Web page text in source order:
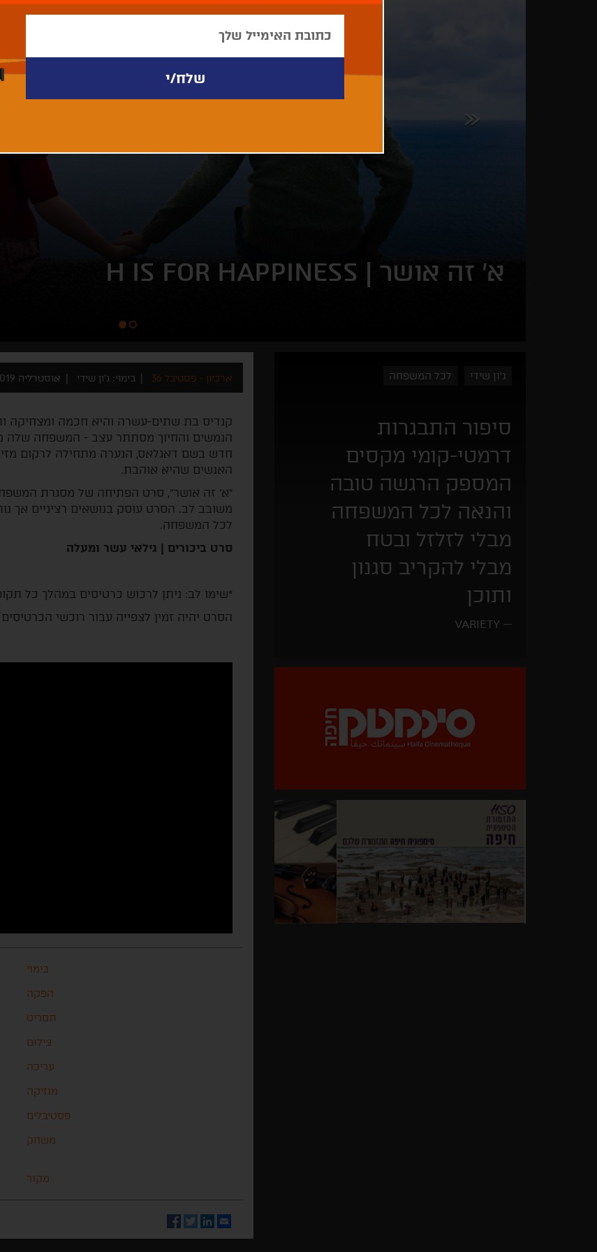
א' זה אושר | H IS FOR HAPPINESS
ג'ון שידי לכל המשפחה
סיפור התבגרות
דרמטי-קומי מקסים
המספק הרגשה טובה
והנאה לכל המשפחה
מבלי לזלזל ובטח
מבלי להקריב סגנון
ותוכן
VARIETY
ארכיון - פסטיבל 36 בימוי: ג'ון שידי אוסטרליה 2019
קנדיס בת שתים-עשרה והיא חכמה ומצחיקה
הנמשים והחיוך מסתתר עצב - המשפחה שלה
חדש בשם דאגלאס, הנערה מתחילה לרקום
האנשים שהיא אוהבת.
"א' זה אושר", סרט הפתיחה של מסגרת
משובב לב. הסרט עוסק בנושאים רציניים
לכל המשפחה.
סרט ביכורים | גילאי עשר ומעלה
*שימו לב: ניתן לרכוש כרטיסים במהלך כל
הסרט יהיה זמין לצפייה עבור רוכשי
בימוי
הפקה
תסריט
צילום
עריכה
מוזיקה
פסטיבלים
משחק
מקור
Email
LinkedIn
Twitter
Facebook